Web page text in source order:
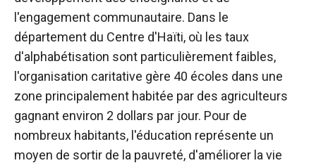
l'engagement communautaire. Dans le
département du Centre d'Haïti, où les taux
d'alphabétisation sont particulièrement faibles,
l'organisation caritative gère 40 écoles dans une
zone principalement habitée par des agriculteurs
gagnant environ 2 dollars par jour. Pour de
nombreux habitants, l'éducation représente un
moyen de sortir de la pauvreté, d'améliorer la vie